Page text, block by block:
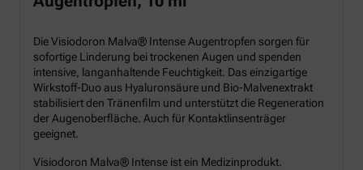
Die Visiodoron Malva® Intense Augentropfen sorgen für
sofortige Linderung bei trockenen Augen und spenden
intensive, langanhaltende Feuchtigkeit. Das einzigartige
Wirkstoff-Duo aus Hyaluronsäure und Bio-Malvenextrakt
stabilisiert den Tränenfilm und unterstützt die Regeneration
der Augenoberfläche. Auch für Kontaktlinsenträger
geeignet.
Visiodoron Malva® Intense ist ein Medizinprodukt.